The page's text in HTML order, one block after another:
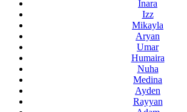
Inara
Izz
Mikayla
Aryan
Umar
Humaira
Nuha
Medina
Ayden
Rayyan